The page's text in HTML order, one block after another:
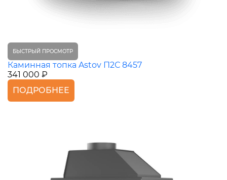
БЫСТРЫЙ ПРОСМОТР
Каминная топка Astov П2С 8457
341 000 ₽
ПОДРОБНЕЕ